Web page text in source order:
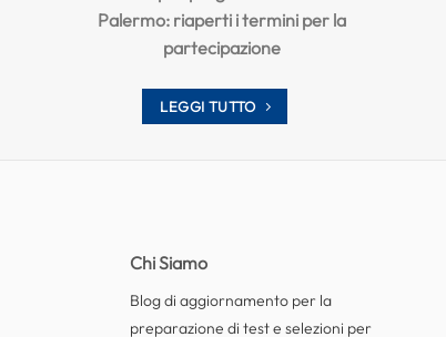
Palermo: riaperti i termini per la
partecipazione
LEGGI TUTTO
Chi Siamo
Blog di aggiornamento per la
preparazione di test e selezioni per